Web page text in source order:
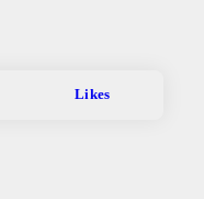
Likes